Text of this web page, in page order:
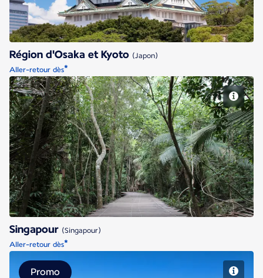
Région d'Osaka et Kyoto (Japon)
Aller-retour dès*
Singapour
Singapour (Singapour)
Aller-retour dès*
Promo